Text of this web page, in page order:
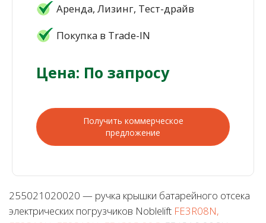
Аренда, Лизинг, Тест-драйв
Покупка в Trade-IN
Цена: По запросу
Получить коммерческое
предложение
255021020020 — ручка крышки батарейного отсека
электрических погрузчиков Noblelift FE3R08N,